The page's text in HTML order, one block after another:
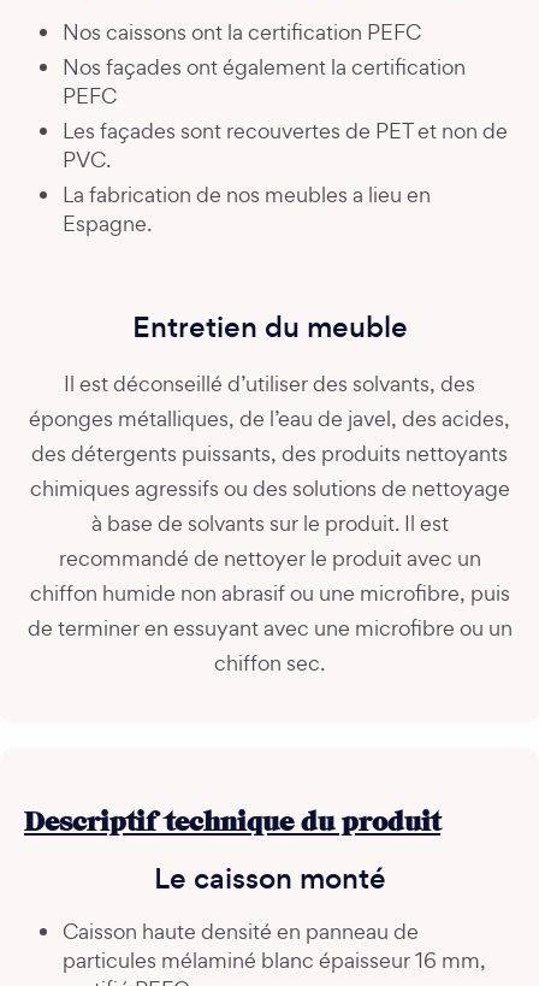
Nos caissons ont la certification PEFC
Nos façades ont également la certification
PEFC
Les façades sont recouvertes de PET et non de
PVC.
La fabrication de nos meubles a lieu en
Espagne.
Entretien du meuble
Il est déconseillé d’utiliser des solvants, des
éponges métalliques, de l’eau de javel, des acides,
des détergents puissants, des produits nettoyants
chimiques agressifs ou des solutions de nettoyage
à base de solvants sur le produit. Il est
recommandé de nettoyer le produit avec un
chiffon humide non abrasif ou une microfibre, puis
de terminer en essuyant avec une microfibre ou un
chiffon sec.
Descriptif technique du produit
Le caisson monté
Caisson haute densité en panneau de
particules mélaminé blanc épaisseur 16 mm,